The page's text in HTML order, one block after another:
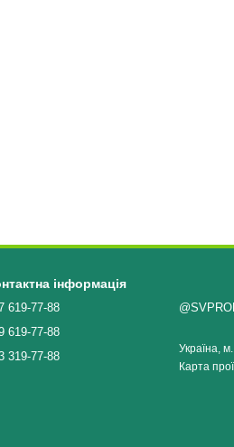
інформація
619-77-88
619-77-88
319-77-88
Україна, м.
Карта